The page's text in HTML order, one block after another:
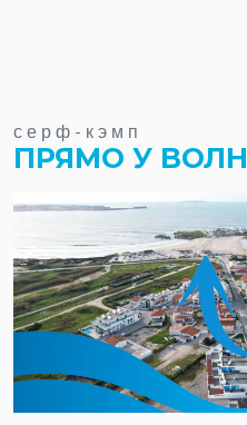
серф-кэмп
ПРЯМО У ВОЛН